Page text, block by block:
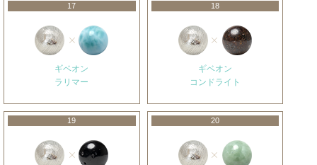
17
ギベオン
ラリマー
18
ギベオン
コンドライト
19 20